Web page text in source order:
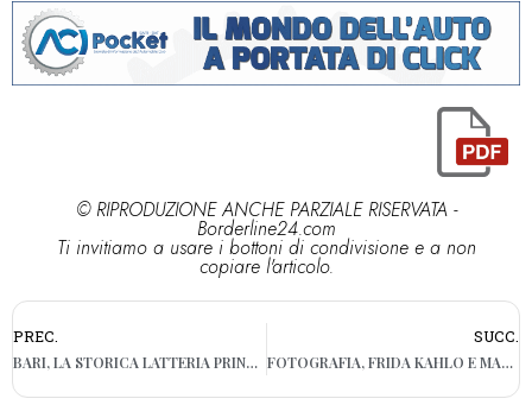
© RIPRODUZIONE ANCHE PARZIALE RISERVATA -
Borderline24.com
Ti invitiamo a usare i bottoni di condivisione e a non
copiare l'articolo.
PREC.
BARI, LA STORICA LATTERIA PRINCIPE SI TRASFORMA IN UN CAFFÈ LETTERARIO: A MADONNELLA LA SFIDA DI “PRINZ ZAUM”
SUCC.
FOTOGRAFIA, FRIDA KAHLO E MACONDO A BARI: MOSTRA DI LEO MATIZ FINO AL 15 GENNAIO